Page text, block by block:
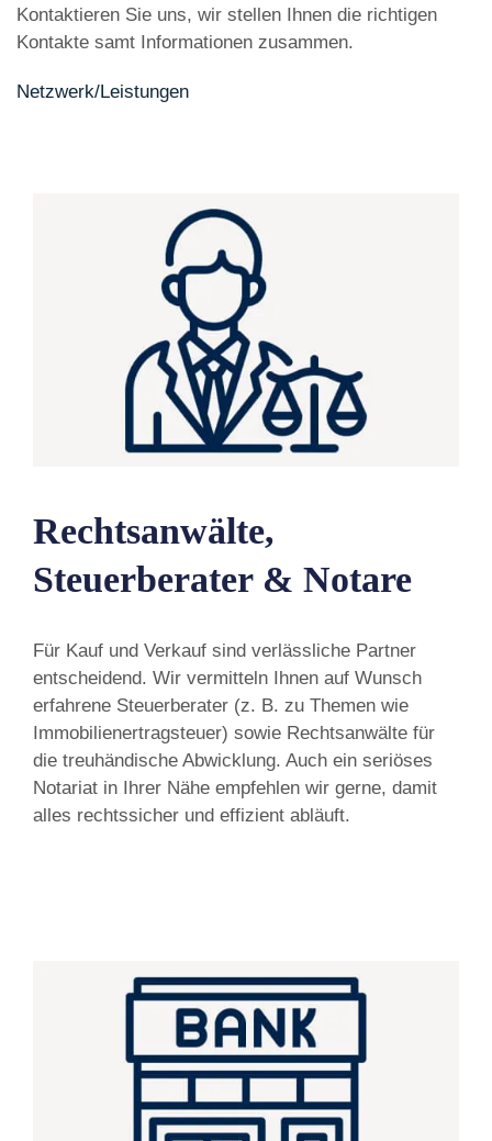
Kontaktieren Sie uns, wir stellen Ihnen die richtigen
Kontakte samt Informationen zusammen.
Netzwerk/Leistungen
Rechtsanwälte,
Steuerberater & Notare
Für Kauf und Verkauf sind verlässliche Partner
entscheidend. Wir vermitteln Ihnen auf Wunsch
erfahrene Steuerberater (z. B. zu Themen wie
Immobilienertragsteuer) sowie Rechtsanwälte für
die treuhändische Abwicklung. Auch ein seriöses
Notariat in Ihrer Nähe empfehlen wir gerne, damit
alles rechtssicher und effizient abläuft.